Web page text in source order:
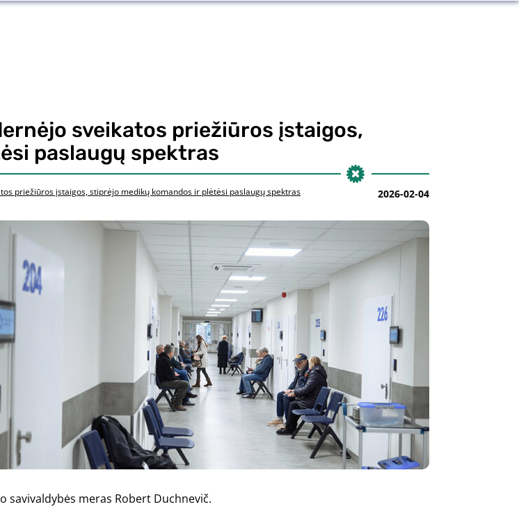
sveikatos priežiūros įstaigos,
paslaugų spektras
priežiūros įstaigos, stiprėjo medikų komandos ir plėtėsi paslaugų spektras 2026-02-04
savivaldybės meras Robert Duchnevič.